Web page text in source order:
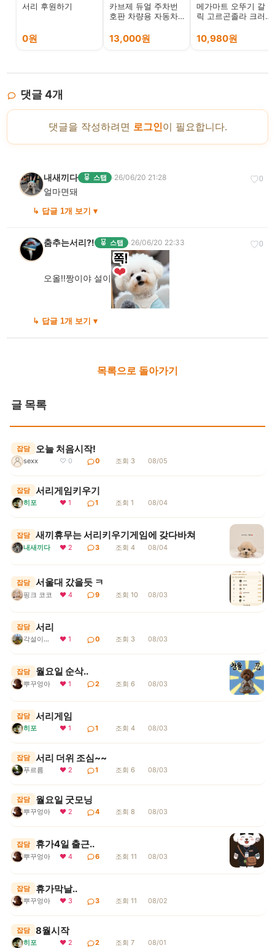
서리 후원하기
0원
카브제 듀얼 주차번
호판 차량용 자동차
선물 논슬립 패드 전
화번호판 8줄
13,000원
메가마트 오뚜기 갈
릭 고르곤졸라 크러
10,980원
댓글4개
댓글을 작성하려면 로그인이 필요합니다.
♡0
내새끼다 스탭 ·26/06/20 21:28
얼마면돼
↳ 답글 1개 보기 ▾
♡0
춤추는서리?! 스탭 ·26/06/20 22:33
오올!!짱이야 설이
↳ 답글 1개 보기 ▾
목록으로 돌아가기
글 목록
잡담 오늘 처음시작!
sexx ♡ 0 0 조회 3 08/05
잡담 서리게임키우기
히포 ❤ 1 1 조회 1 08/04
잡담 새끼휴무는 서리키우기게임에 갖다바쳐
내새끼다 ❤ 2 3 조회 4 08/04
잡담 서울대 갔을듯 ㅋ
핑크 코코 ❤ 4 9 조회 10 08/03
잡담 서리
각설이지요 ❤ 1 0 조회 3 08/03
잡담 월요일 순삭..
뿌꾸엉아 ❤ 1 2 조회 6 08/03
잡담 서리게임
히포 ❤ 1 1 조회 4 08/03
잡담 서리 더위 조심~~
푸르름 ❤ 2 1 조회 6 08/03
잡담 월요일 굿모닝
뿌꾸엉아 ❤ 2 4 조회 8 08/03
잡담 휴가4일 출근..
뿌꾸엉아 ❤ 4 6 조회 11 08/03
잡담 휴가막날..
뿌꾸엉아 ❤ 3 3 조회 11 08/02
잡담 8월시작
히포 ❤ 2 2 조회 7 08/01